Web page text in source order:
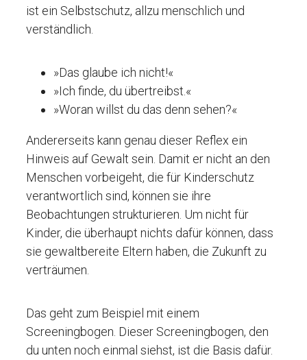
ist ein Selbstschutz, allzu menschlich und
verständlich.
»Das glaube ich nicht!«
»Ich finde, du übertreibst.«
»Woran willst du das denn sehen?«
Andererseits kann genau dieser Reflex ein
Hinweis auf Gewalt sein. Damit er nicht an den
Menschen vorbeigeht, die für Kinderschutz
verantwortlich sind, können sie ihre
Beobachtungen strukturieren. Um nicht für
Kinder, die überhaupt nichts dafür können, dass
sie gewaltbereite Eltern haben, die Zukunft zu
verträumen.
Das geht zum Beispiel mit einem
Screeningbogen. Dieser Screeningbogen, den
du unten noch einmal siehst, ist die Basis dafür.